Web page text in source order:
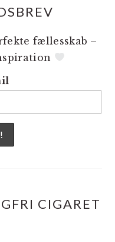
fællesskab –
CIGARET